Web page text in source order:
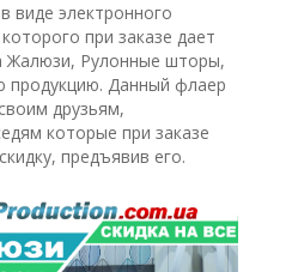
виде электронного
при заказе дает
Жалюзи, Рулонные шторы,
продукцию. Данный флаер
друзьям,
которые при заказе
предъявив его.